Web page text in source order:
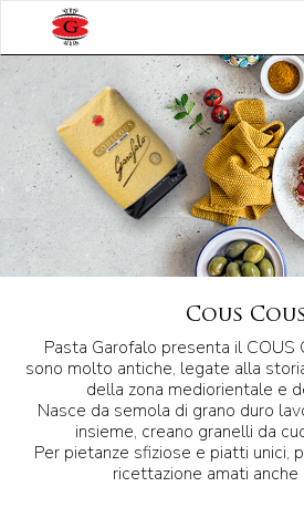
Cous
Pasta Garofalo presenta il COUS
sono molto antiche, legate alla
della zona mediorientale e
Nasce da semola di grano duro
insieme, creano granelli da
Per pietanze sfiziose e piatti unici,
ricettazione amati anche